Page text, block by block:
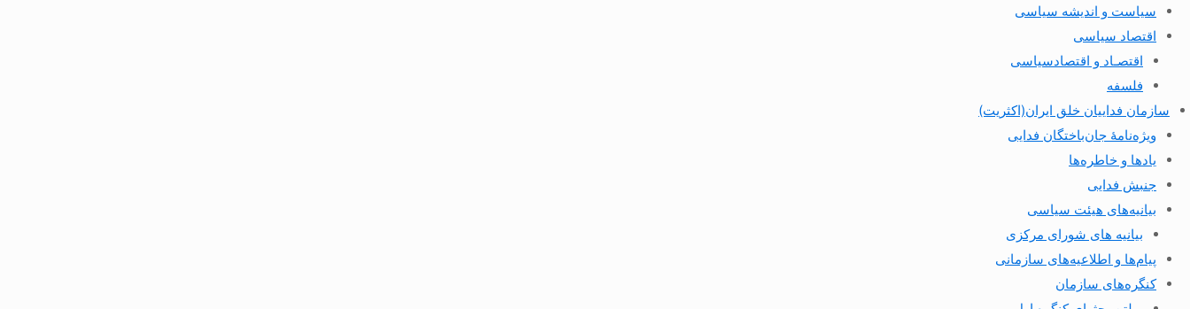
سیاست و اندیشه سیاسی
اقتصاد سیاسی
اقتصـاد و اقتصاد‌سیاسی
فلسفه
سازمان فداییان خلق ایران(اکثریت)
ویژه‌نامهٔ جان‌باختگان فدایی
یادها و خاطره‌ها
جنبش فدایی
بیانیه‌های هیئت سیاسی
بیانیه های شورای مرکزی
پیام‌ها و اطلاعیه‌های سازمانی
کنگره‌های سازمان